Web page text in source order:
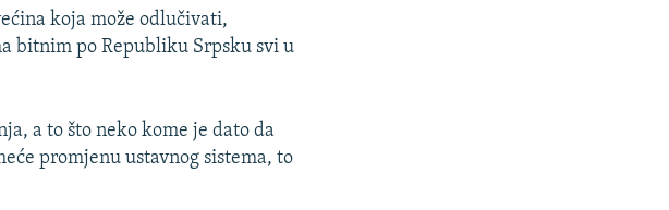
koja može odlučivati,
bitnim po Republiku Srpsku svi u
a to što neko kome je dato da
promjenu ustavnog sistema, to